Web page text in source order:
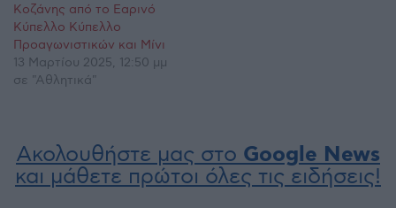
Κοζάνης από το Εαρινό
Κύπελλο Κύπελλο
Προαγωνιστικών και Μίνι
13 Μαρτίου 2025, 12:50 μμ
σε "Αθλητικά"
Ακολουθήστε μας στο Google News
και μάθετε πρώτοι όλες τις ειδήσεις!